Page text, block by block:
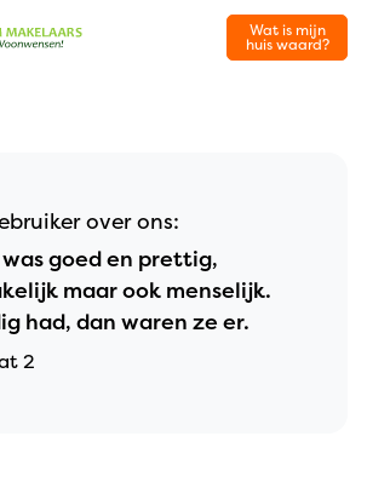
Wat is mijn
huis waard?
over ons:
goed en prettig,
maar ook menselijk.
had, dan waren ze er.
2